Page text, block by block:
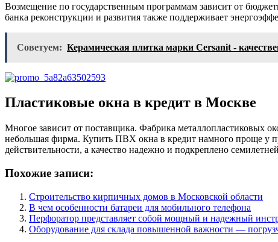
Возмещение по государственным программам зависит от
банка реконструкции и развития также поддерживает
Советуем: Керамическая плитка марки Cersanit -
Пластиковые окна в кредит в Москве
Многое зависит от поставщика. Фабрика металлопластиковых
небольшая фирма. Купить ПВХ окна в кредит намного проще у
действительности, а качество надежно и подкреплено
Похожие записи:
Строительство кирпичных домов в Московской области
В чем особенности батареи для мобильного телефона
Перфоратор представляет собой мощный и надежный
Оборудование для склада повышенной важности —